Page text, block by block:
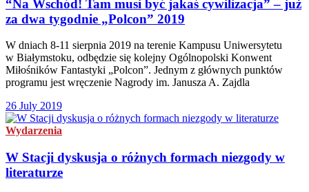
“Na Wschód! Tam musi być jakaś cywilizacja” – już
za dwa tygodnie „Polcon” 2019
W dniach 8-11 sierpnia 2019 na terenie Kampusu Uniwersytetu
w Białymstoku, odbędzie się kolejny Ogólnopolski Konwent
Miłośników Fantastyki „Polcon”. Jednym z głównych punktów
programu jest wręczenie Nagrody im. Janusza A. Zajdla
26 July 2019
Wydarzenia
W Stacji dyskusja o różnych formach niezgody w
literaturze